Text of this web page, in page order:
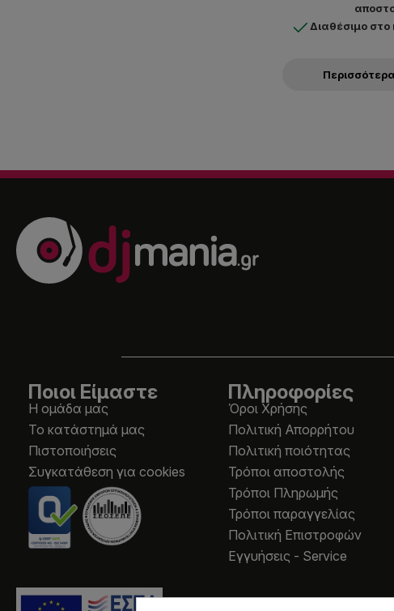
Διαθέσιμο
Περισσότερα
Ποιοι Είμαστε
Η ομάδα μας
Το κατάστημά μας
Πιστοποιήσεις
Συγκατάθεση για cookies
Πληροφορίες
Όροι Χρήσης
Πολιτική Απορρήτου
Πολιτική ποιότητας
Τρόποι αποστολής
Τρόποι Πληρωμής
Τρόποι παραγγελίας
Πολιτική Επιστροφών
Εγγυήσεις - Service